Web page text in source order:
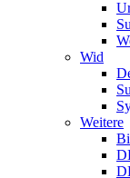
Wid
Weitere